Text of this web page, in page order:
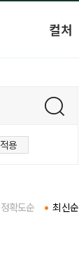
컬처
적용
최신순
정확도순